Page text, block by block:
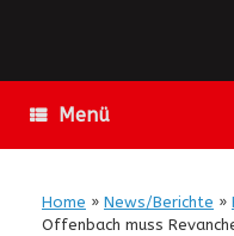
Menü
Home » News/Berichte »
Offenbach muss